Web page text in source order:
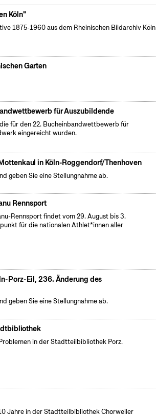
Köln"
1875-1960 aus dem Rheinischen Bildarchiv Köln
Garten
für Auszubildende
für den 22. Bucheinbandwettbewerb für
eingereicht wurden.
in Köln-Roggendorf/Thenhoven
geben Sie eine Stellungnahme ab.
Rennsport
Rennsport findet vom 29. August bis 3.
für die nationalen Athlet*innen aller
Porz-Eil, 236. Änderung des
geben Sie eine Stellungnahme ab.
in der Stadtteilbibliothek Porz.
Jahre in der Stadtteilbibliothek Chorweiler